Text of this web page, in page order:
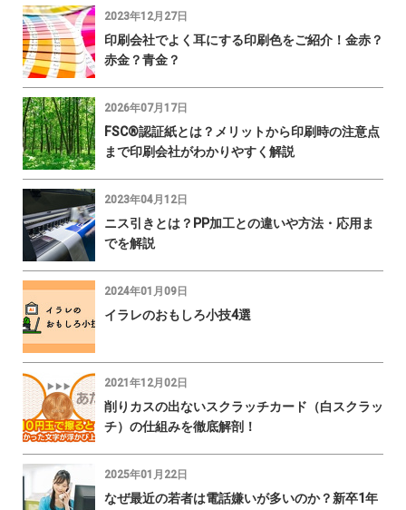
2023年12月27日
印刷会社でよく耳にする印刷色をご紹介！金赤？
赤金？青金？
2026年07月17日
FSC®認証紙とは？メリットから印刷時の注意点
まで印刷会社がわかりやすく解説
2023年04月12日
ニス引きとは？PP加工との違いや方法・応用ま
でを解説
2024年01月09日
イラレのおもしろ小技4選
2021年12月02日
削りカスの出ないスクラッチカード（白スクラッ
チ）の仕組みを徹底解剖！
2025年01月22日
なぜ最近の若者は電話嫌いが多いのか？新卒1年